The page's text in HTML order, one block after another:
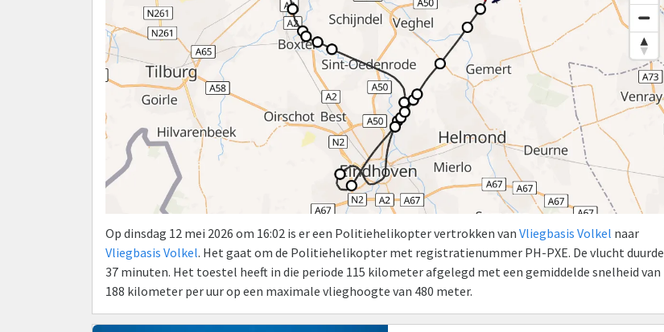
Op dinsdag 12 mei 2026 om 16:02 is er een Politiehelikopter vertrokken van Vliegbasis Volkel naar
Vliegbasis Volkel. Het gaat om de Politiehelikopter met registratienummer PH-PXE. De vlucht duurde
37 minuten. Het toestel heeft in die periode 115 kilometer afgelegd met een gemiddelde snelheid van
188 kilometer per uur op een maximale vlieghoogte van 480 meter.